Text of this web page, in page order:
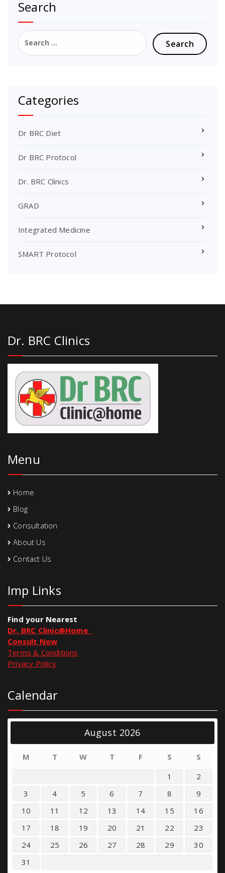
Search
Search
for:
Categories
Dr BRC Diet
Dr BRC Protocol
Dr. BRC Clinics
GRAD
Integrated Medicine
SMART Protocol
Dr. BRC Clinics
Menu
Home
Blog
Consultation
About Us
Contact Us
Imp Links
Find your Nearest
Dr. BRC Clinic@Home
Consult Now
Terms & Conditions
Privacy Policy
Calendar
August 2026
M T W T F S
S
1
2
3
4 5 6 7 8
9
10
11 12 13 14 15
16
17
18 19 20 21 22
23
24
25 26 27 28 29
30
31